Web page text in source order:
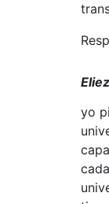
yo